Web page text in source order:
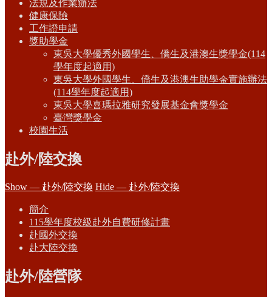
法規及作業辦法
健康保險
工作證申請
獎助學金
東吳大學優秀外國學生、僑生及港澳生獎學金(114
學年度起適用)
東吳大學外國學生、僑生及港澳生助學金實施辦法
(114學年度起適用)
東吳大學喜瑪拉雅研究發展基金會獎學金
臺灣獎學金
校園生活
赴外/陸交換
Show — 赴外/陸交換 Hide — 赴外/陸交換
簡介
115學年度校級赴外自費研修計畫
赴國外交換
赴大陸交換
赴外/陸營隊